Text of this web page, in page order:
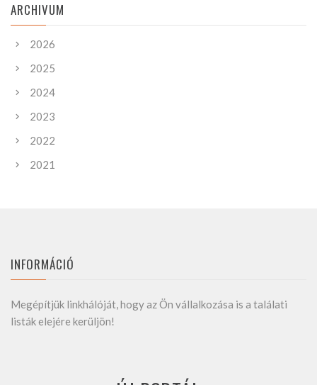
ARCHIVUM
2026
2025
2024
2023
2022
2021
INFORMÁCIÓ
Megépítjük linkhálóját, hogy az Ön vállalkozása is a találati
listák elejére kerüljön!